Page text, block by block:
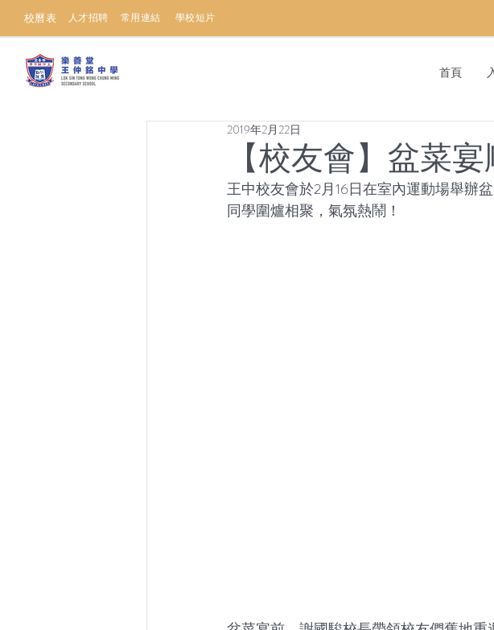
常用連結
人才招聘
校曆表 學校短片
首頁
【校友會】盆菜
2019年2月22日
王中校友會於2月16日在室內運動場舉辦
同學圍爐相聚，氣氛熱鬧！